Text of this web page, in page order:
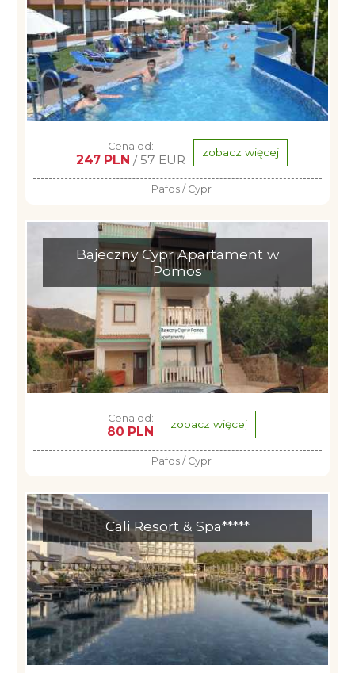
Cena od:
247 PLN / 57 EUR zobacz więcej
Pafos / Cypr
Bajeczny Cypr Apartament w
Pomos
Cena od:
80 PLN zobacz więcej
Pafos / Cypr
Cali Resort & Spa*****